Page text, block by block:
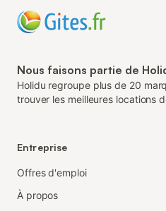
Nous faisons partie de
Holidu regroupe plus de 20
trouver les meilleures locations
Entreprise
Offres d'emploi
À propos